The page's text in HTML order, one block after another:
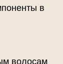
в
волосам